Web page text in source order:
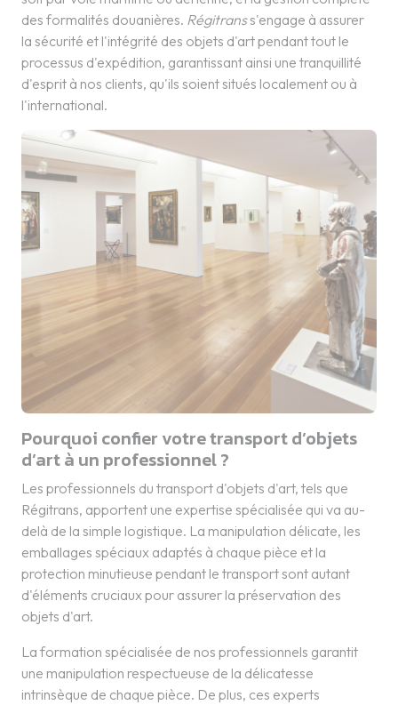
des formalités douanières. Régitranss'engage à assurer
la sécurité et l'intégrité des objets d'art pendant tout le
processus d'expédition, garantissant ainsi une tranquillité
d'esprit à nos clients, qu'ils soient situés localement ou à
l'international.
Pourquoi confier votre transport d’objets
d’art à un professionnel ?
Les professionnels du transport d'objets d'art, tels que
Régitrans, apportent une expertise spécialisée qui va au-
delà de la simple logistique. La manipulation délicate, les
emballages spéciaux adaptés à chaque pièce et la
protection minutieuse pendant le transport sont autant
d'éléments cruciaux pour assurer la préservation des
objets d'art.
La formation spécialisée de nos professionnels garantit
une manipulation respectueuse de la délicatesse
intrinsèque de chaque pièce. De plus, ces experts